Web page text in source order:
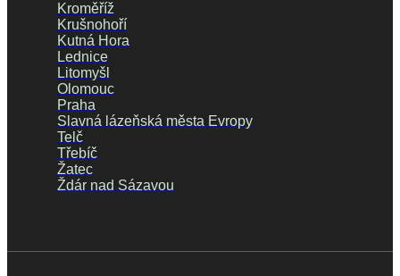
Kroměříž
Krušnohoří
Kutná Hora
Lednice
Litomyšl
Olomouc
Praha
Slavná lázeňská města Evropy
Telč
Třebíč
Žatec
Ždár nad Sázavou